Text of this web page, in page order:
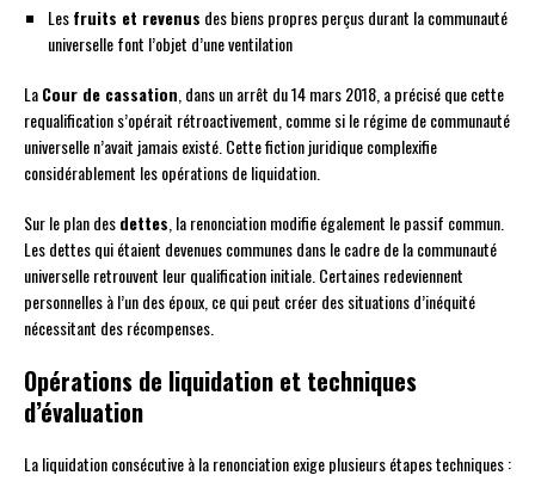
Lesfruits et revenus des biens propres perçus durant la communauté
universelle font l’objet d’une ventilation
LaCour de cassation , dans un arrêt du 14 mars 2018, a précisé que cette
requalification s’opérait rétroactivement, comme si le régime de communauté
universelle n’avait jamais existé. Cette fiction juridique complexifie
considérablement les opérations de liquidation.
Sur le plan desdettes , la renonciation modifie également le passif commun.
Les dettes qui étaient devenues communes dans le cadre de la communauté
universelle retrouvent leur qualification initiale. Certaines redeviennent
personnelles à l’un des époux, ce qui peut créer des situations d’inéquité
nécessitant des récompenses.
Opérations de liquidation et techniques
d’évaluation
La liquidation consécutive à la renonciation exige plusieurs étapes techniques :